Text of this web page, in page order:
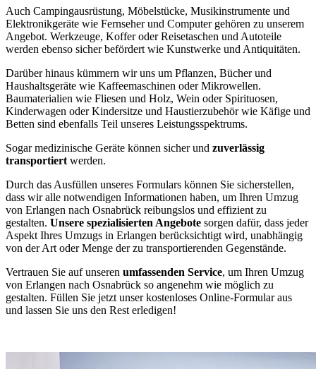
Auch Campingausrüstung, Möbelstücke, Musikinstrumente und
Elektronikgeräte wie Fernseher und Computer gehören zu unserem
Angebot. Werkzeuge, Koffer oder Reisetaschen und Autoteile
werden ebenso sicher befördert wie Kunstwerke und Antiquitäten.
Darüber hinaus kümmern wir uns um Pflanzen, Bücher und
Haushaltsgeräte wie Kaffeemaschinen oder Mikrowellen.
Baumaterialien wie Fliesen und Holz, Wein oder Spirituosen,
Kinderwagen oder Kindersitze und Haustierzubehör wie Käfige und
Betten sind ebenfalls Teil unseres Leistungsspektrums.
Sogar medizinische Geräte können sicher und zuverlässig
transportiert werden.
Durch das Ausfüllen unseres Formulars können Sie sicherstellen,
dass wir alle notwendigen Informationen haben, um Ihren Umzug
von Erlangen nach Osnabrück reibungslos und effizient zu
gestalten. Unsere spezialisierten Angebote sorgen dafür, dass jeder
Aspekt Ihres Umzugs in Erlangen berücksichtigt wird, unabhängig
von der Art oder Menge der zu transportierenden Gegenstände.
Vertrauen Sie auf unseren umfassenden Service, um Ihren Umzug
von Erlangen nach Osnabrück so angenehm wie möglich zu
gestalten. Füllen Sie jetzt unser kostenloses Online-Formular aus
und lassen Sie uns den Rest erledigen!